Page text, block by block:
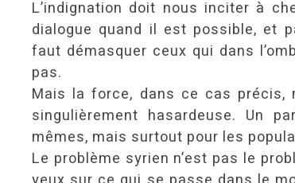
L’indignation doit nous inciter à
dialogue quand il est possible, et
faut démasquer ceux qui dans
pas.
Mais la force, dans ce cas précis,
singulièrement hasardeuse. Un
mêmes, mais surtout pour les
Le problème syrien n’est pas le